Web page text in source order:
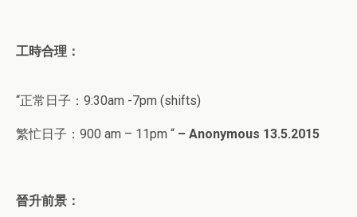
工時合理：
“正常日子：9:30am -7pm (shifts)
繁忙日子：900 am – 11pm “ – Anonymous 13.5.2015
晉升前景：